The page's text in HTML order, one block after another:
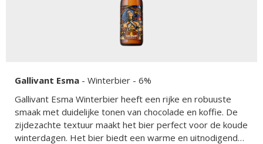
Gallivant Esma - Winterbier - 6%
Gallivant Esma Winterbier heeft een rijke en robuuste
smaak met duidelijke tonen van chocolade en koffie. De
zijdezachte textuur maakt het bier perfect voor de koude
winterdagen. Het bier biedt een warme en uitnodigende